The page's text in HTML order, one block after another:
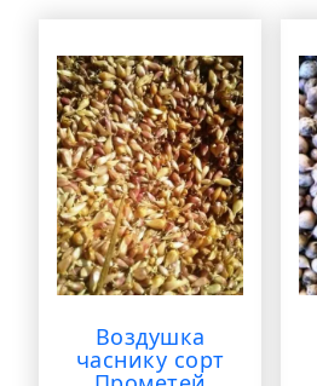
Воздушка
часнику сорт